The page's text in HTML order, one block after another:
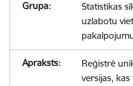
Statistikas
uzlabotu
Reģistrē
versijas,